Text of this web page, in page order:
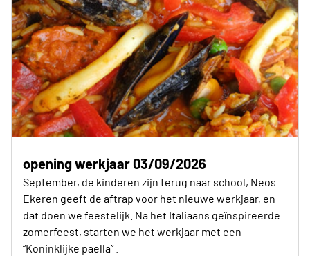
opening werkjaar 03/09/2026
September, de kinderen zijn terug naar school, Neos
Ekeren geeft de aftrap voor het nieuwe werkjaar, en
dat doen we feestelijk. Na het Italiaans geïnspireerde
zomerfeest, starten we het werkjaar met een
“Koninklijke paella” .